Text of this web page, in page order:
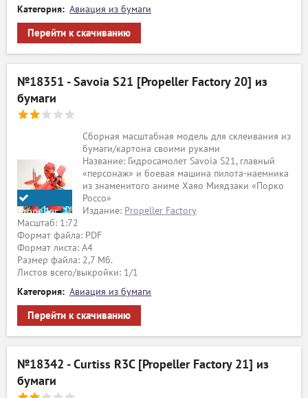
Категория: Авиация из бумаги
Перейти к скачиванию
№18351 - Savoia S21 [Propeller Factory 20] из
бумаги
Propeller
Factory
Сборная масштабная модель для склеивания из
бумаги/картона своими руками
Название: Гидросамолет Savoia S21, главный
«персонаж» и боевая машина пилота-наемника
из знаменитого аниме Хаяо Миядзаки «Порко
Россо»
Издание: Propeller Factory
Масштаб: 1:72
Формат файла: PDF
Формат листа: А4
Размер файла: 2,7 Мб.
Листов всего/выкройки: 1/1
Категория: Авиация из бумаги
Перейти к скачиванию
№18342 - Curtiss R3C [Propeller Factory 21] из
бумаги